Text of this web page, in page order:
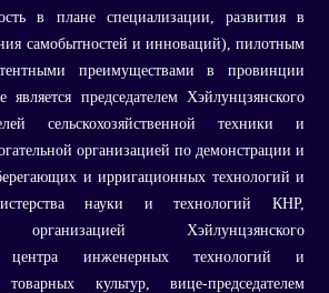
в плане специализации, развития в
самобытностей и инноваций), пилотным
преимуществами в провинции
председателем Хэйлунцзянского
сельскохозяйственной техники и
организацией по демонстрации и
и ирригационных технологий и
науки и технологий КНР,
организацией Хэйлунцзянского
центра инженерных технологий и
культур, вице-председателем